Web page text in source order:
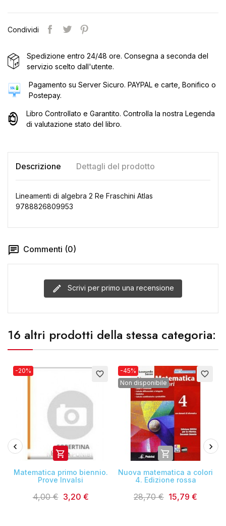
Condividi
Spedizione entro 24/48 ore. Consegna a seconda del
servizio scelto dall'utente.
Pagamento su Server Sicuro. PAYPAL e carte, Bonifico o
Postepay.
Libro Controllato e Garantito. Controlla la nostra Legenda
di valutazione stato del libro.
Descrizione Dettagli del prodotto
Lineamenti di algebra 2 Re Fraschini Atlas
9788826809953
Commenti (0)
Scrivi per primo una recensione
16 altri prodotti della stessa categoria:
favorite_border
-20%

Matematica primo biennio.
Prove Invalsi
4,00 € 3,20 €
favorite_border
-45%
Non disponibile

Nuova matematica a colori
4. Edizione rossa
28,70 € 15,79 €